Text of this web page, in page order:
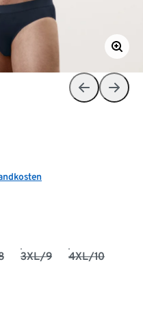
3XL/9 4XL/10